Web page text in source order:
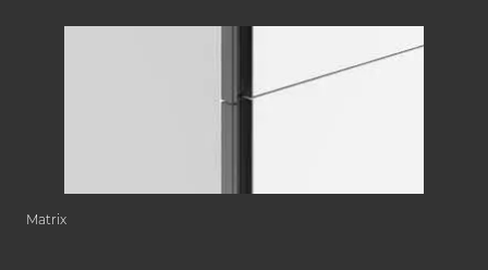
Matrix